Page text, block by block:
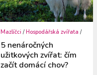
Mazlíčci /Hospodářská zvířata /
5 nenáročných
užitkových zvířat: čím
začít domácí chov?